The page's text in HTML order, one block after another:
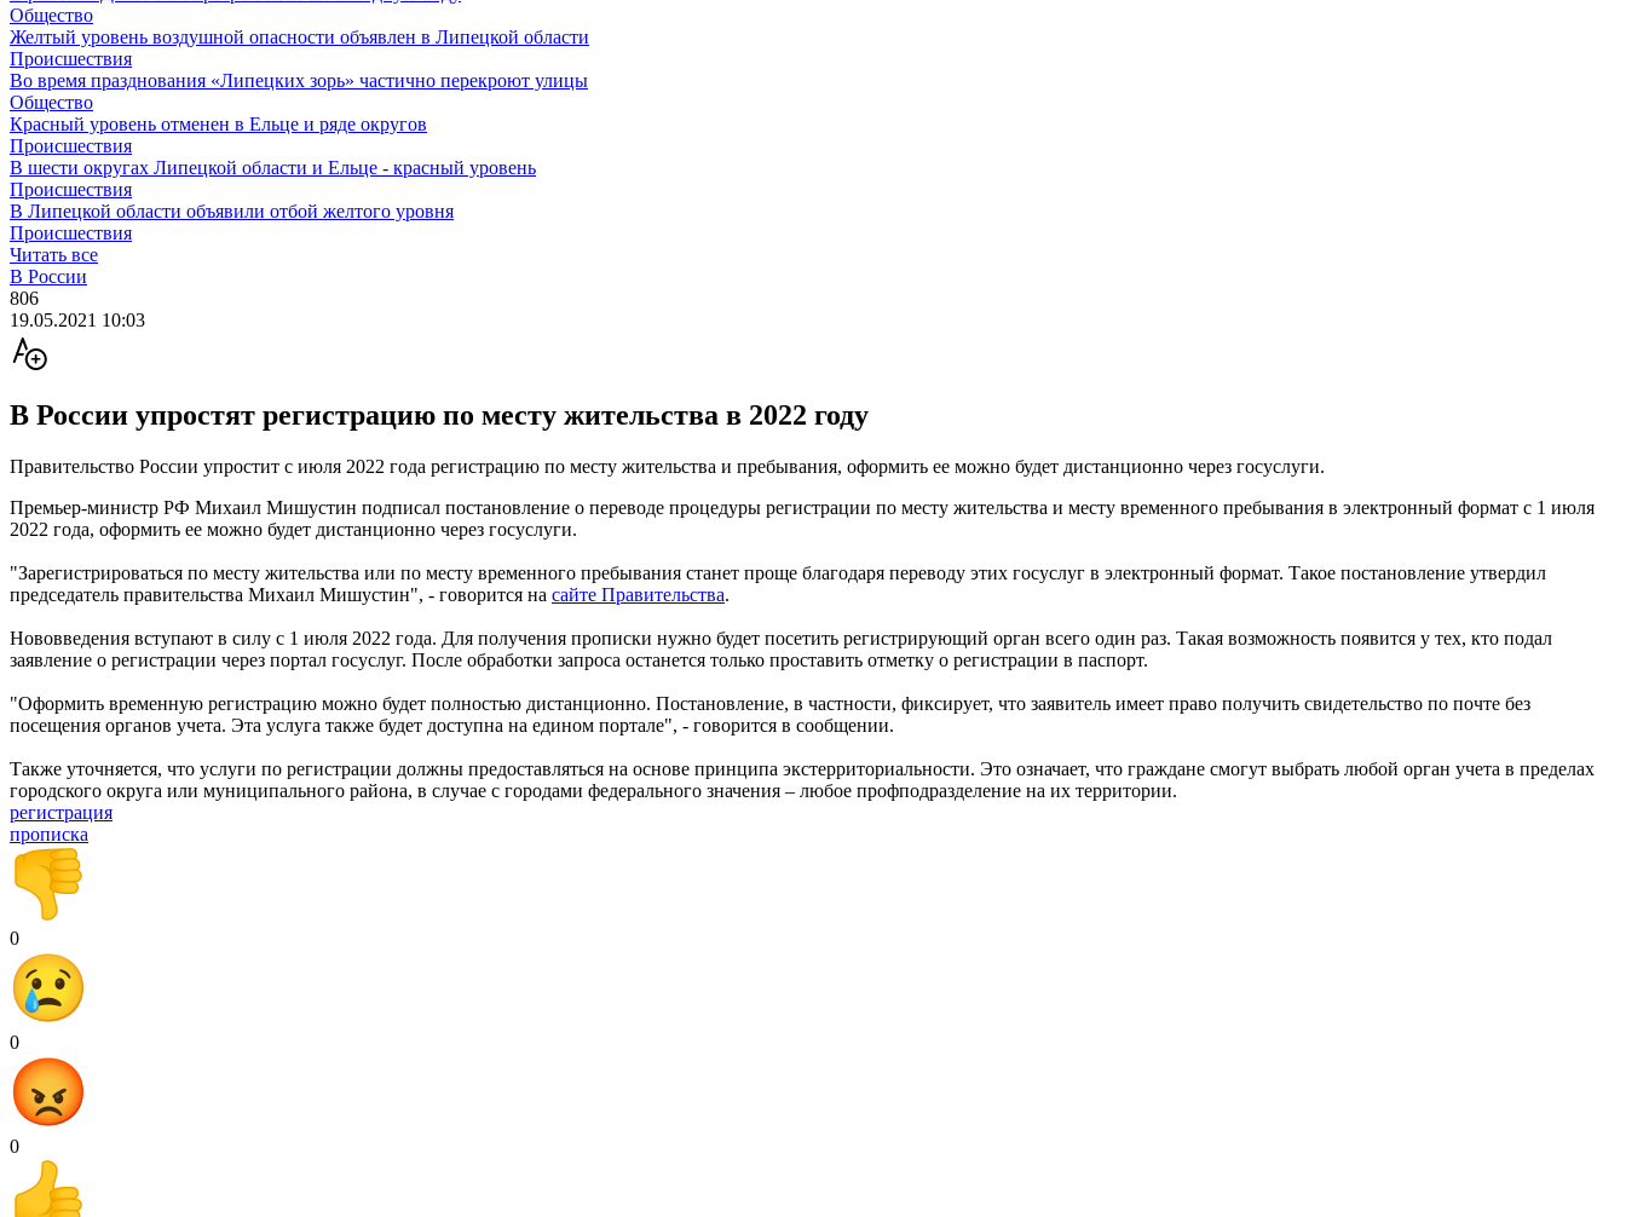
Общество
Желтый уровень воздушной опасности объявлен в Липецкой области
Происшествия
Во время празднования «Липецких зорь» частично перекроют улицы
Общество
Красный уровень отменен в Ельце и ряде округов
Происшествия
В шести округах Липецкой области и Ельце - красный уровень
Происшествия
В Липецкой области объявили отбой желтого уровня
Происшествия
Читать все
В России
806
19.05.2021 10:03
В России упростят регистрацию по месту жительства в 2022 году
Правительство России упростит с июля 2022 года регистрацию по месту жительства и пребывания, оформить ее можно будет дистанционно через госуслуги.
Премьер-министр РФ Михаил Мишустин подписал постановление о переводе процедуры регистрации по месту жительства и месту временного пребывания в электронный формат с 1 июля
2022 года, оформить ее можно будет дистанционно через госуслуги.
"Зарегистрироваться по месту жительства или по месту временного пребывания станет проще благодаря переводу этих госуслуг в электронный формат. Такое постановление утвердил
председатель правительства Михаил Мишустин", - говорится на сайте Правительства.
Нововведения вступают в силу с 1 июля 2022 года. Для получения прописки нужно будет посетить регистрирующий орган всего один раз. Такая возможность появится у тех, кто подал
заявление о регистрации через портал госуслуг. После обработки запроса останется только проставить отметку о регистрации в паспорт.
"Оформить временную регистрацию можно будет полностью дистанционно. Постановление, в частности, фиксирует, что заявитель имеет право получить свидетельство по почте без
посещения органов учета. Эта услуга также будет доступна на едином портале", - говорится в сообщении.
Также уточняется, что услуги по регистрации должны предоставляться на основе принципа экстерриториальности. Это означает, что граждане смогут выбрать любой орган учета в пределах
городского округа или муниципального района, в случае с городами федерального значения – любое профподразделение на их территории.
регистрация
прописка
0
0
0